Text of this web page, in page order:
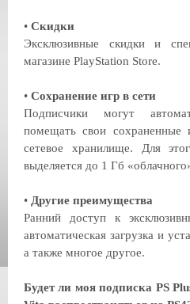
• Скидки
Эксклюзивные скидки и
магазине PlayStation Store.
• Сохранение игр в сети
Подписчики могут
помещать свои сохраненные
сетевое хранилище. Для
выделяется до 1 Гб
• Другие преимущества
Ранний доступ к
автоматическая загрузка и
а также многое другое.
Будет ли моя подписка PS